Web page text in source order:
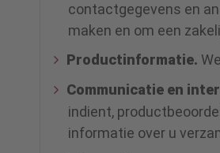
contactgegevens en
maken en om een
Productinformatie.
Communicatie en
indient,
informatie over u